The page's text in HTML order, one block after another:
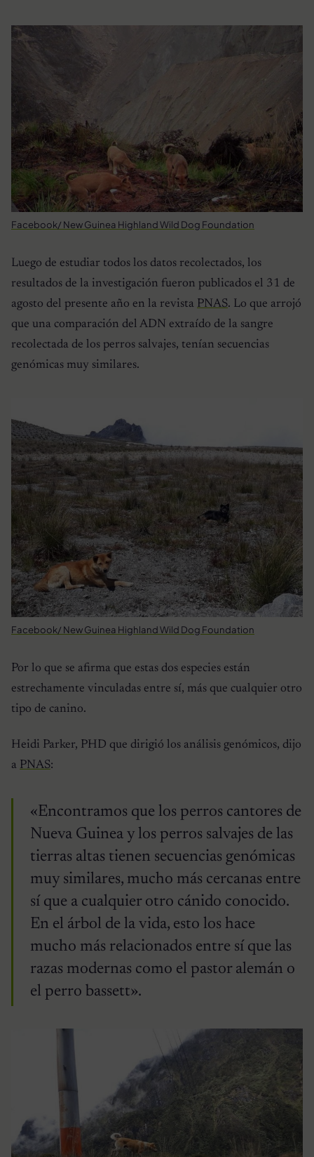
Facebook/ New Guinea Highland Wild Dog Foundation
Luego de estudiar todos los datos recolectados, los
resultados de la investigación fueron publicados el 31 de
agosto del presente año en la revista PNAS. Lo que arrojó
que una comparación del ADN extraído de la sangre
recolectada de los perros salvajes, tenían secuencias
genómicas muy similares.
Facebook/ New Guinea Highland Wild Dog Foundation
Por lo que se afirma que estas dos especies están
estrechamente vinculadas entre sí, más que cualquier otro
tipo de canino.
Heidi Parker, PHD que dirigió los análisis genómicos, dijo
a PNAS:
«Encontramos que los perros cantores de
Nueva Guinea y los perros salvajes de las
tierras altas tienen secuencias genómicas
muy similares, mucho más cercanas entre
sí que a cualquier otro cánido conocido.
En el árbol de la vida, esto los hace
mucho más relacionados entre sí que las
razas modernas como el pastor alemán o
el perro bassett».